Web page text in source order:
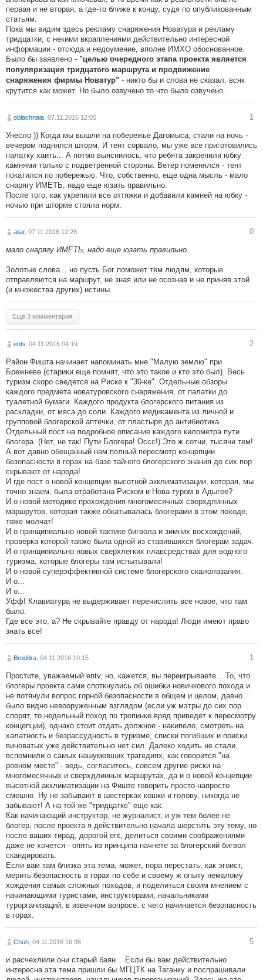
первая и не вторая, а где-то ближе к концу, судя по опубликованным
статьям.
Пока мы видим здесь рекламу снаряжения Новатура и рекламу
тридцатки, с некими вкраплениями действительно интересной
информации - отсюда и недоумение, вполне ИМХО обоснованное.
Было бы заявлено - "целью очередного этапа проекта является
популяризация тридцатого маршрута и продвижение
снаряжения фирмы Новатур" - никто бы и слова не сказал, всяк
крутится как может. Но было озвучено то что было озвучено.
oblachnaia , 07.11.2016 12:05 1
Унесло )) Когда мы вышли на побережье Дагомыса, стали на ночь -
вечером поднялся шторм. И тент сорвало, мы уже все приготовились
палатку хаить... А потмо выяснилось, что ребята закрепили юбку
камнями только с подветренной стороны. Ветер поменялся - тент
покатился по побережью. Что, собственно, еще одна мысль - мало
снарягу ИМЕТЬ, надо еще юзать правильно.
После того, как укрепили все оттяжки и добавили камней на юбку -
ночью при шторме стояла норм.
aliar, 07.11.2016 12:28 0
мало снарягу ИМЕТЬ, надо еще юзать правильно.
Золотые слова... но пусть Бог поможет тем людям, которые
отправляются на маршрут, не зная или не осознав и не приняв этой
(и множества других) истины.
Ещё 3 комментария
entv, 04.11.2016 04:19 2
Район Фишта начинает напоминать мне "Малую землю" при
Брежневе (старики еще помнят, что это такое и кто это был). Весь
туризм скоро сведется на Риске к "30-ке". Отдельные обзоры
каждого предмета новатуровского снаряжения, от палатки до
туалетной бумаги. Каждого продукта блогерского питания из
раскладки, от мяса до соли. Каждого медикамента из личной и
групповой блогерской аптечки, от пластыря до антибиотика.
Отдельный пост на подробное описание каждого километра пути
блогера. (Нет, не так! Пути Блогера! Оссс!) Это ж сотни, тысячи тем!
А вот давно обещанный нам полный пересмотр концепции
безопасности в горах на базе тайного блогерского знания до сих пор
скрывают от народа!
И где пост о новой концепции высотной акклиматизации, которая, мы
точно знаем, была отработана Риском и Нова-туром в Адыгее?
И о новой методике прохождения многомесячных сверхдлинных
маршрутов, которая также обкатывалась блогерами в этом походе,
тоже молчат!
И о принципиально новой тактике бигвола и зимних восхождений,
проверка которой также была одной из ставившихся блогерам задач.
И о принципиально новых сверхлегких плавсредствах для водного
туризма, которые блогеры там испытывали!
И о новой суперэффективной системе блогерского скалолазания.
И о...
И о...
Уфф! Клавиатура не выдерживает перечислять все новое, что там
было.
Где все это, а? Не скрывайте правду от народа! Люди имеют право
знать все!
Brodilka , 04.11.2016 10:15 1
Простите, уважаемый entv, но, кажется, вы переигрываете... То, что
блогеры проекта сами споткнулись об ошибки новичкового похода и
не потянули вопрос горной безопасности в общем и целом, давно
было видно невооруженным взглядом (если уж мэтры до сих пор
спорят, то недельный поход по тропинке вряд приведет к пересмотру
концепции), однако стоит отдать должное - накипело, смотреть на
халатность и безрассудность в туризме, списки погибших и поиски
виноватых уже действительно нет сил. Далеко ходить не стали,
вспомнили о самых нашумевших трагедиях, как говорится "на
ровном месте" - ведь, согласитесь, совсем другие риски на
многомесячных и сверхдлинных маршрутах, да и о новой концепции
высотной акклиматизации на Фиште говорить просто-напросто
смешно. Ну не забывают в шестерках кошки и голову, никогда не
забывают! А на той же "тридцатке" еще как.
Как начинающий инструктор, не журналист, и уж тем более не
блогер, после проекта я действительно начала шерстить эту тему, но
после ваших тирад, дорогой ent, делиться своими соображениями
даже не хочется - опять из принципа начнете за блогерский бигвол
скандировать.
Если вам там близка эта тема, может, пора перестать, как эгоист,
мерить безопасность в горах по себе и своему ж опыту немалому
хождения самых сложных походов, и поделиться своим мнением с
начинающими туристами, инструкторами, начальниками
турорганизаций, в извечном вопросе: с чего начинается безопасность
в горах.
Chuh , 04.11.2016 16:36 5
и расчехлили они старый баян... Если бы вам действительно
интересна эта тема пришли бы МГЦТК на Таганку и поспрашивали